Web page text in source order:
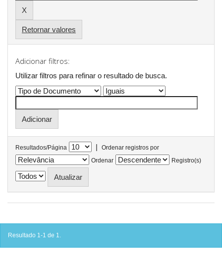
Retornar valores
Adicionar filtros:
Utilizar filtros para refinar o resultado de busca.
Resultados/Página |
Ordenar registros por
Ordenar
Registro(s)
Resultado 1-1 de 1.